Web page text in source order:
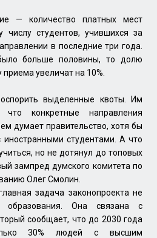
— количество платных мест
числу студентов, учившихся за
в последние три года.
больше половины, то долю
увеличат на 10%.
выделенные квоты. Им
что конкретные направления
думает правительство, хотя бы
иностранными студентами. А что
но не дотянул до топовых
зампред думского комитета по
Олег Смолин.
задача законопроекта не
образования. Она связана с
сообщает, что до 2030 года
30% людей с высшим